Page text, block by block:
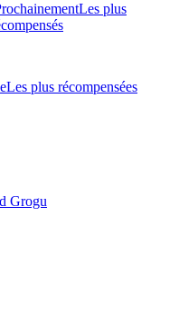
Les plus
Les plus récompensées
Grogu